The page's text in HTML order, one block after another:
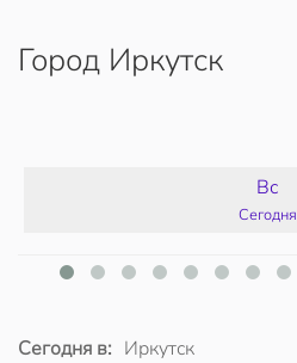
Перейти к содержимому
Город Иркутск
Вс
Сегодня
Сегодня в: Иркутск